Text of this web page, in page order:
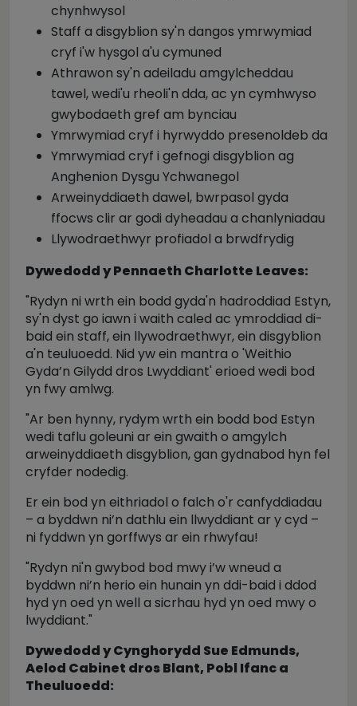
chynhwysol
Staff a disgyblion sy'n dangos ymrwymiad
cryf i'w hysgol a'u cymuned
Athrawon sy'n adeiladu amgylcheddau
tawel, wedi'u rheoli'n dda, ac yn cymhwyso
gwybodaeth gref am bynciau
Ymrwymiad cryf i hyrwyddo presenoldeb da
Ymrwymiad cryf i gefnogi disgyblion ag
Anghenion Dysgu Ychwanegol
Arweinyddiaeth dawel, bwrpasol gyda
ffocws clir ar godi dyheadau a chanlyniadau
Llywodraethwyr profiadol a brwdfrydig
Dywedodd y Pennaeth Charlotte Leaves:
"Rydyn ni wrth ein bodd gyda'n hadroddiad Estyn,
sy'n dyst go iawn i waith caled ac ymroddiad di-
baid ein staff, ein llywodraethwyr, ein disgyblion
a'n teuluoedd. Nid yw ein mantra o 'Weithio
Gyda’n Gilydd dros Lwyddiant' erioed wedi bod
yn fwy amlwg.
"Ar ben hynny, rydym wrth ein bodd bod Estyn
wedi taflu goleuni ar ein gwaith o amgylch
arweinyddiaeth disgyblion, gan gydnabod hyn fel
cryfder nodedig.
Er ein bod yn eithriadol o falch o'r canfyddiadau
– a byddwn ni’n dathlu ein llwyddiant ar y cyd –
ni fyddwn yn gorffwys ar ein rhwyfau!
"Rydyn ni'n gwybod bod mwy i’w wneud a
byddwn ni’n herio ein hunain yn ddi-baid i ddod
hyd yn oed yn well a sicrhau hyd yn oed mwy o
lwyddiant."
Dywedodd y Cynghorydd Sue Edmunds,
Aelod Cabinet dros Blant, Pobl Ifanc a
Theuluoedd: